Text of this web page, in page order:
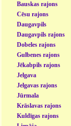
Bauskas rajons
Cēsu rajons
Daugavpils
Daugavpils rajons
Dobeles rajons
Gulbenes rajons
Jēkabpils rajons
Jelgava
Jelgavas rajons
Jūrmala
Krāslavas rajons
Kuldīgas rajons